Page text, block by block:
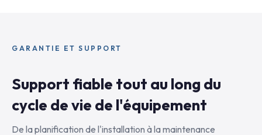
GARANTIE ET SUPPORT
Support fiable tout au long du
cycle de vie de l'équipement
De la planification de l'installation à la maintenance